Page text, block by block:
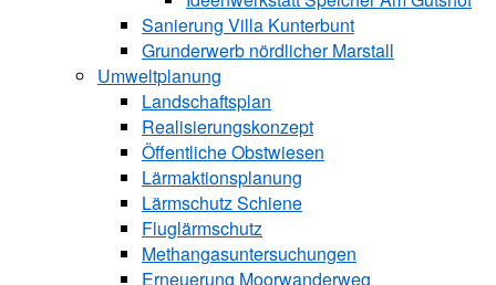
Sanierung Villa Kunterbunt
Grunderwerb nördlicher Marstall
Umweltplanung
Landschaftsplan
Realisierungskonzept
Öffentliche Obstwiesen
Lärmaktionsplanung
Lärmschutz Schiene
Fluglärmschutz
Methangasuntersuchungen
Erneuerung Moorwanderweg